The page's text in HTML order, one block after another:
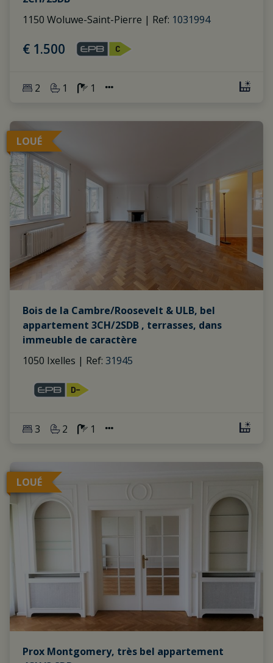
1150 Woluwe-Saint-Pierre | Ref: 1031994
€ 1.500
2 1 1
LOUÉ
Bois de la Cambre/Roosevelt & ULB, bel
appartement 3CH/2SDB , terrasses, dans
immeuble de caractère
1050 Ixelles | Ref: 31945
3 2 1
LOUÉ
Prox Montgomery, très bel appartement